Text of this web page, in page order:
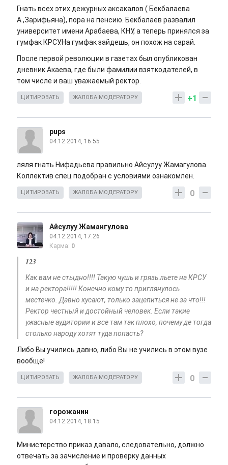
Гнать всех этих дежурных аксакалов ( Бекбалаева
А.,Зарифьяна), пора на пенсию. Бекбалаев развалил
университет имени Арабаева, КНУ, а теперь принялся за
гумфак КРСУ.На гумфак зайдешь, он похож на сарай.
После первой революции в газетах был опубликован
дневник Акаева, где были фамилии взяткодателей, в
том числе и ваш уважаемый ректор.
+1
ЦИТИРОВАТЬ ЖАЛОБА МОДЕРАТОРУ
pups
04.12.2014, 16:55
ляля гнать Нифадьева правильно Айсулуу Жамагулова.
Коллектив спец подобран с условиями ознакомлен.
0
ЦИТИРОВАТЬ ЖАЛОБА МОДЕРАТОРУ
Айсулуу Жамангулова
04.12.2014, 17:26
Карма: 0
123
Как вам не стыдно!!!! Такую чушь и грязь льете на КРСУ
и на ректора!!!!! Конечно кому то приглянулось
местечко. Давно кусают, только зацепиться не за что!!!
Ректор честный и достойный человек. Если такие
ужасные аудитории и все там так плохо, почему де тогда
столько народу хотят туда попасть?
Либо Вы учились давно, либо Вы не учились в этом вузе
вообще!
0
ЦИТИРОВАТЬ ЖАЛОБА МОДЕРАТОРУ
горожанин
04.12.2014, 18:15
Министерство приказ давало, следовательно, должно
отвечать за зачисление и проверку данных